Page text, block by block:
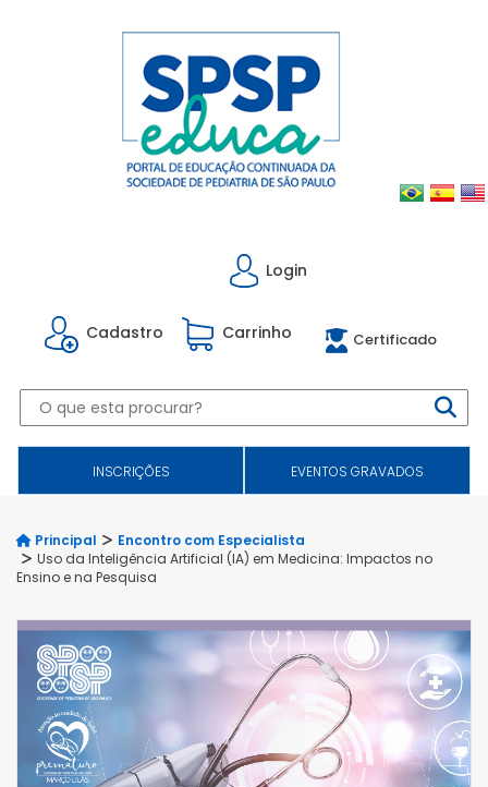
Login
Cadastro Carrinho Certificado
INSCRIÇÕES EVENTOS GRAVADOS
Principal
Encontro com Especialista
Uso da Inteligência Artificial (IA) em Medicina: Impactos no
Ensino e na Pesquisa